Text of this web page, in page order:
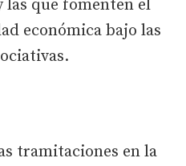
las que fomenten el
económica bajo las
tramitaciones en la